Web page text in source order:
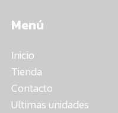
Menú
Inicio
Tienda
Contacto
Ultimas unidades